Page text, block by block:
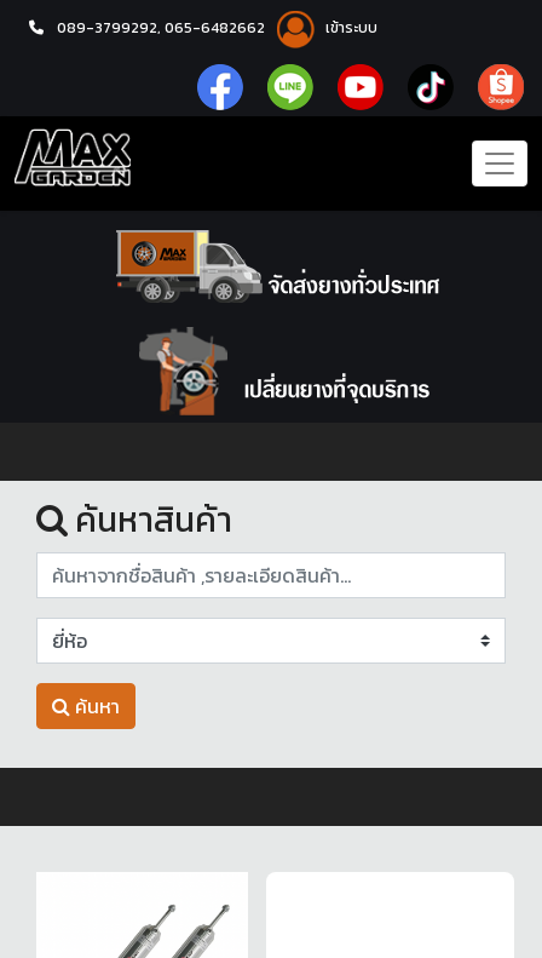
089-3799292, 065-6482662 เข้าระบบ
หน้าแรก
ค้นหาสินค้า
ค้นหา